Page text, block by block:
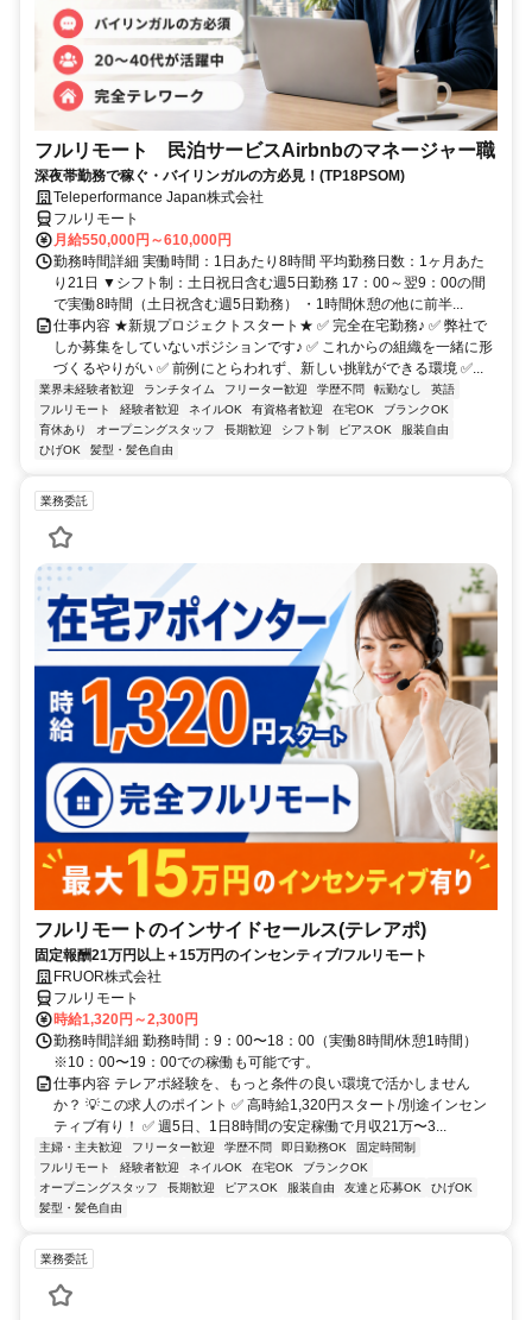
フルリモート 民泊サービスAirbnbのマネージャー職
深夜帯勤務で稼ぐ・バイリンガルの方必見！(TP18PSOM)
Teleperformance Japan株式会社
フルリモート
月給550,000円～610,000円
勤務時間詳細 実働時間：1日あたり8時間 平均勤務日数：1ヶ月あた
り21日 ▼シフト制：土日祝日含む週5日勤務 17：00～翌9：00の間
で実働8時間（土日祝含む週5日勤務） ・1時間休憩の他に前半...
仕事内容 ★新規プロジェクトスタート★ ✅ 完全在宅勤務♪ ✅ 弊社で
しか募集をしていないポジションです♪ ✅ これからの組織を一緒に形
づくるやりがい ✅ 前例にとらわれず、新しい挑戦ができる環境 ✅...
業界未経験者歓迎 ランチタイム フリーター歓迎 学歴不問 転勤なし
英語
フルリモート
経験者歓迎 ネイルOK 有資格者歓迎 在宅OK
ブランクOK
育休あり
オープニングスタッフ 長期歓迎 シフト制 ピアスOK
服装自由
ひげOK
髪型・髪色自由
業務委託
フルリモートのインサイドセールス(テレアポ)
固定報酬21万円以上＋15万円のインセンティブ/フルリモート
FRUOR株式会社
フルリモート
時給1,320円～2,300円
勤務時間詳細 勤務時間：9：00〜18：00（実働8時間/休憩1時間）
※10：00〜19：00での稼働も可能です。
仕事内容 テレアポ経験を、もっと条件の良い環境で活かしません
か？ 💡この求人のポイント ✅️ 高時給1,320円スタート/別途インセン
ティブ有り！ ✅️ 週5日、1日8時間の安定稼働で月収21万〜3...
主婦・主夫歓迎 フリーター歓迎 学歴不問 即日勤務OK
固定時間制
フルリモート
経験者歓迎 ネイルOK 在宅OK
ブランクOK
オープニングスタッフ
長期歓迎 ピアスOK 服装自由 友達と応募OK
ひげOK
髪型・髪色自由
業務委託